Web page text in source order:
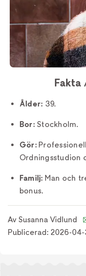
Fakta
Ålder: 39.
Bor:Stockholm.
Gör:
Ordningsstudion
Familj: Man och
bonus.
Av Susanna Vidlund
Publicerad: 2026-